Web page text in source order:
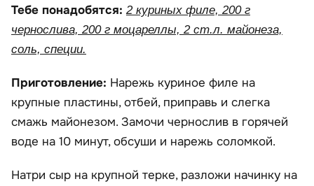
Тебе понадобятся: 2 куриных филе, 200 г
чернослива, 200 г моцареллы, 2 ст.л. майонеза,
соль, специи.
Приготовление: Нарежь куриное филе на
крупные пластины, отбей, приправь и слегка
смажь майонезом. Замочи чернослив в горячей
воде на 10 минут, обсуши и нарежь соломкой.
Натри сыр на крупной терке, разложи начинку на